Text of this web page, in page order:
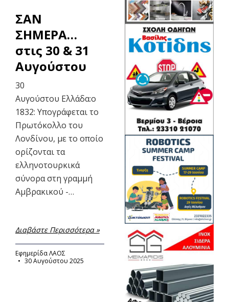
ΣΑΝ
ΣΗΜΕΡΑ…
στις 30 & 31
Αυγούστου
30
Αυγούστου Ελλάδα:o
1832: Υπογράφεται το
Πρωτόκολλο του
Λονδίνου, με το οποίο
ορίζονται τα
ελληνοτουρκικά
σύνορα στη γραμμή
Αμβρακικού -…
Διαβάστε Περισσότερα »
Εφημερίδα ΛΑΟΣ
30 Αυγούστου 2025